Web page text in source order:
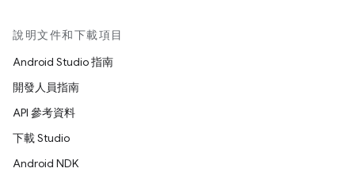
說明文件和下載項目
Android Studio 指南
開發人員指南
API 參考資料
下載 Studio
Android NDK